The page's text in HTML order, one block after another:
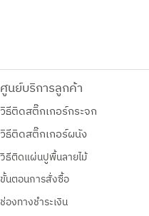
ศูนย์บริการลูกค้า
วิธีติดสติ๊กเกอร์กระจก
วิธีติดสติ๊กเกอร์ผนัง
วิธีติดแผ่นปูพื้นลายไม้
ขั้นตอนการสั่งซื้อ
ช่องทางชำระเงิน